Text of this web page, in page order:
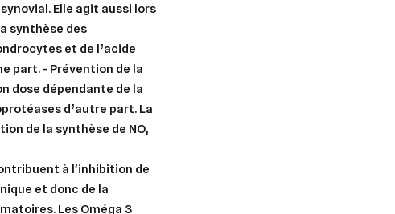
Elle agit aussi lors
synthèse des
et de l’acide
part. - Prévention de la
dose dépendante de la
d’autre part. La
de la synthèse de NO,
à l'inhibition de
et donc de la
Les Oméga 3